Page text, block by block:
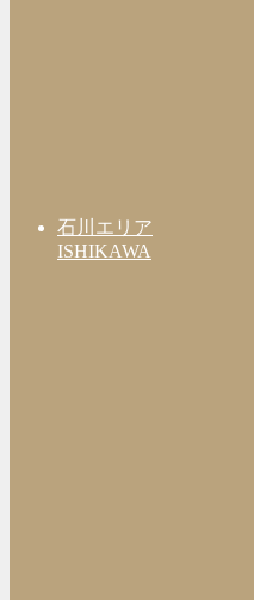
石川エリア
ISHIKAWA